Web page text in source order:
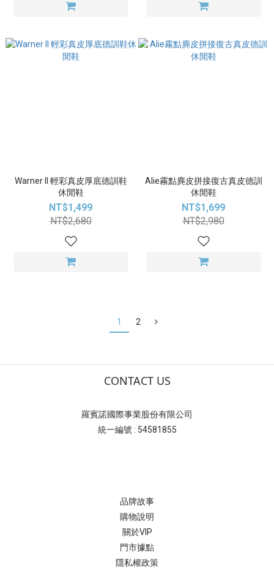
Warner II 輕彩真皮厚底德訓鞋
休閒鞋
NT$1,499
NT$2,680
Alie霧點麂皮拼接復古真皮德訓
休閒鞋
NT$1,699
NT$2,980
1 2
CONTACT US
羅賓諾國際事業股份有限公司
統一編號 : 54581855
品牌故事
購物說明
關於VIP
門市據點
隱私權政策